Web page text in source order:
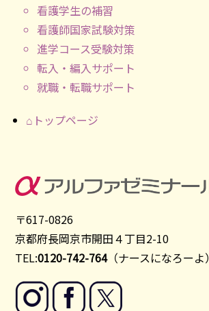
看護学生の補習
看護師国家試験対策
進学コース受験対策
転入・編入サポート
就職・転職サポート
⌂トップページ
〒617-0826
京都府長岡京市開田４丁目2-10
TEL:0120-742-764（ナースになろーよ）